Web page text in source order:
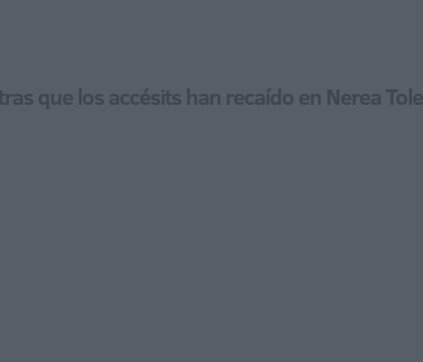
que los accésits han recaído en Nerea